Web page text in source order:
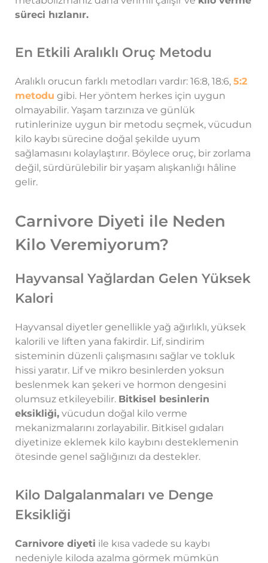
süreci hızlanır.
En Etkili Aralıklı Oruç Metodu
Aralıklı orucun farklı metodları vardır: 16:8, 18:6, 5:2
metodu gibi. Her yöntem herkes için uygun
olmayabilir. Yaşam tarzınıza ve günlük
rutinlerinize uygun bir metodu seçmek, vücudun
kilo kaybı sürecine doğal şekilde uyum
sağlamasını kolaylaştırır. Böylece oruç, bir zorlama
değil, sürdürülebilir bir yaşam alışkanlığı hâline
gelir.
Carnivore Diyeti ile Neden
Kilo Veremiyorum?
Hayvansal Yağlardan Gelen Yüksek
Kalori
Hayvansal diyetler genellikle yağ ağırlıklı, yüksek
kalorili ve liften yana fakirdir. Lif, sindirim
sisteminin düzenli çalışmasını sağlar ve tokluk
hissi yaratır. Lif ve mikro besinlerden yoksun
beslenmek kan şekeri ve hormon dengesini
olumsuz etkileyebilir. Bitkisel besinlerin
eksikliği, vücudun doğal kilo verme
mekanizmalarını zorlayabilir. Bitkisel gıdaları
diyetinize eklemek kilo kaybını desteklemenin
ötesinde genel sağlığınızı da destekler.
Kilo Dalgalanmaları ve Denge
Eksikliği
Carnivore diyeti ile kısa vadede su kaybı
nedeniyle kiloda azalma görmek mümkün